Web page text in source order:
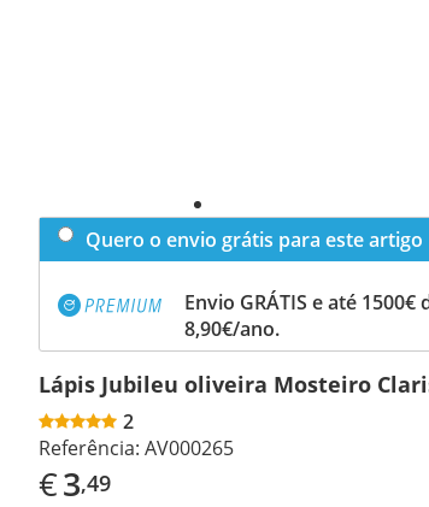
Quero o envio grátis para este artigo
Envio GRÁTIS e até
8,90€/ano.
Lápis Jubileu oliveira Mosteiro
2
Referência: AV000265
€3,49